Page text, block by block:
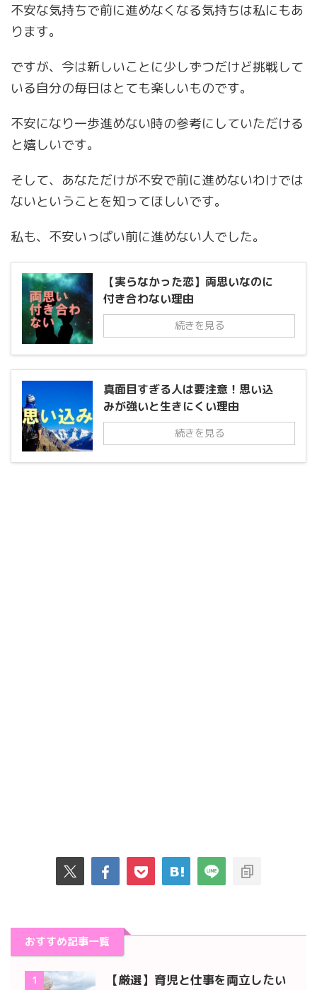
不安な気持ちで前に進めなくなる気持ちは私にもあ
ります。
ですが、今は新しいことに少しずつだけど挑戦して
いる自分の毎日はとても楽しいものです。
不安になり一歩進めない時の参考にしていただける
と嬉しいです。
そして、あなただけが不安で前に進めないわけでは
ないということを知ってほしいです。
私も、不安いっぱい前に進めない人でした。
【実らなかった恋】両思いなのに
付き合わない理由
続きを見る
真面目すぎる人は要注意！思い込
みが強いと生きにくい理由
続きを見る
おすすめ記事一覧
1
【厳選】育児と仕事を両立したい